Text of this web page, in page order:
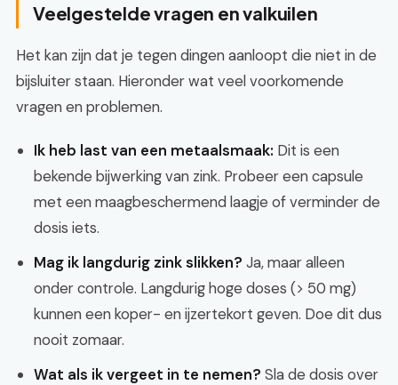
Veelgestelde vragen en valkuilen
Het kan zijn dat je tegen dingen aanloopt die niet in de
bijsluiter staan. Hieronder wat veel voorkomende
vragen en problemen.
Ik heb last van een metaalsmaak: Dit is een
bekende bijwerking van zink. Probeer een capsule
met een maagbeschermend laagje of verminder de
dosis iets.
Mag ik langdurig zink slikken? Ja, maar alleen
onder controle. Langdurig hoge doses (> 50 mg)
kunnen een koper- en ijzertekort geven. Doe dit dus
nooit zomaar.
Wat als ik vergeet in te nemen? Sla de dosis over